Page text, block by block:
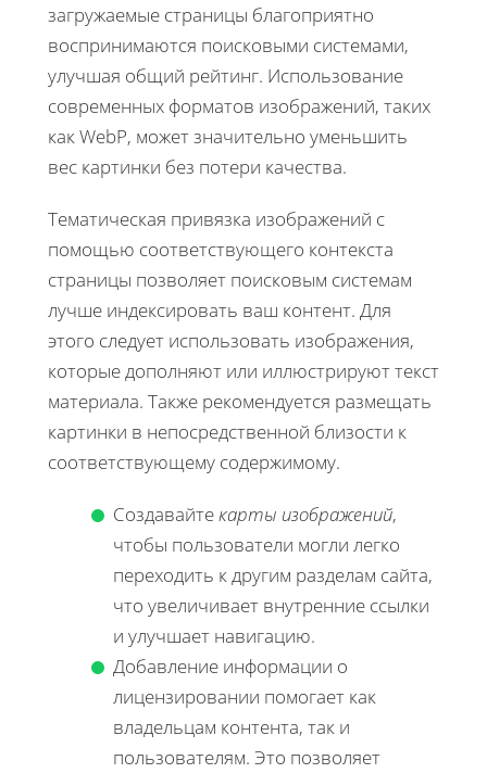
загружаемые страницы благоприятно
воспринимаются поисковыми системами,
улучшая общий рейтинг. Использование
современных форматов изображений, таких
как WebP, может значительно уменьшить
вес картинки без потери качества.
Тематическая привязка изображений с
помощью соответствующего контекста
страницы позволяет поисковым системам
лучше индексировать ваш контент. Для
этого следует использовать изображения,
которые дополняют или иллюстрируют текст
материала. Также рекомендуется размещать
картинки в непосредственной близости к
соответствующему содержимому.
Создавайтекарты изображений,
чтобы пользователи могли легко
переходить к другим разделам сайта,
что увеличивает внутренние ссылки
и улучшает навигацию.
Добавление информации о
лицензировании помогает как
владельцам контента, так и
пользователям. Это позволяет